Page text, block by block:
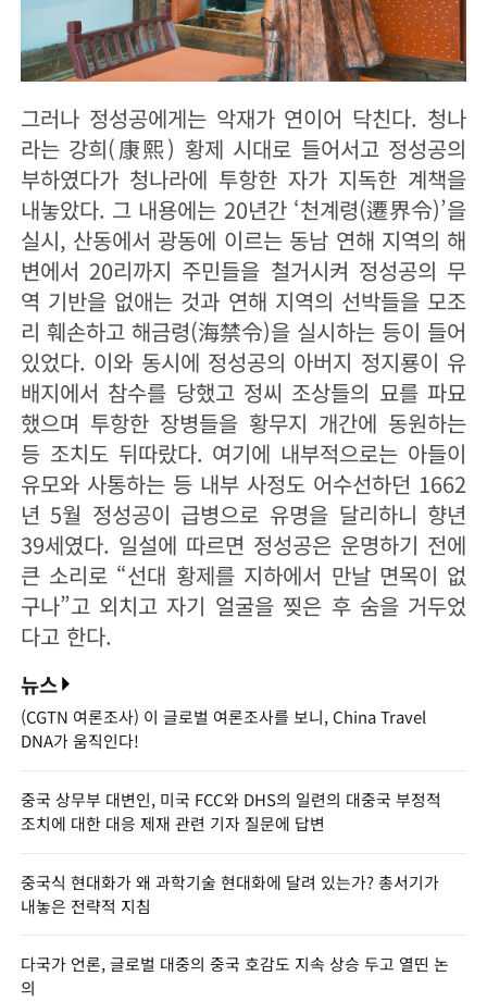
그러나 정성공에게는 악재가 연이어 닥친다. 청나
라는 강희(康熙) 황제 시대로 들어서고 정성공의
부하였다가 청나라에 투항한 자가 지독한 계책을
내놓았다. 그 내용에는 20년간 ‘천계령(遷界令)’을
실시, 산동에서 광동에 이르는 동남 연해 지역의 해
변에서 20리까지 주민들을 철거시켜 정성공의 무
역 기반을 없애는 것과 연해 지역의 선박들을 모조
리 훼손하고 해금령(海禁令)을 실시하는 등이 들어
있었다. 이와 동시에 정성공의 아버지 정지룡이 유
배지에서 참수를 당했고 정씨 조상들의 묘를 파묘
했으며 투항한 장병들을 황무지 개간에 동원하는
등 조치도 뒤따랐다. 여기에 내부적으로는 아들이
유모와 사통하는 등 내부 사정도 어수선하던 1662
년 5월 정성공이 급병으로 유명을 달리하니 향년
39세였다. 일설에 따르면 정성공은 운명하기 전에
큰 소리로 “선대 황제를 지하에서 만날 면목이 없
구나”고 외치고 자기 얼굴을 찢은 후 숨을 거두었
다고 한다.
뉴스
(CGTN 여론조사) 이 글로벌 여론조사를 보니, China Travel
DNA가 움직인다!
중국 상무부 대변인, 미국 FCC와 DHS의 일련의 대중국 부정적
조치에 대한 대응 제재 관련 기자 질문에 답변
중국식 현대화가 왜 과학기술 현대화에 달려 있는가? 총서기가
내놓은 전략적 지침
다국가 언론, 글로벌 대중의 중국 호감도 지속 상승 두고 열띤 논
의